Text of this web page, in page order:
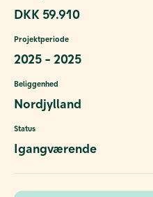
DKK 59.910
Projektperiode
2025 - 2025
Beliggenhed
Nordjylland
Status
Igangværende